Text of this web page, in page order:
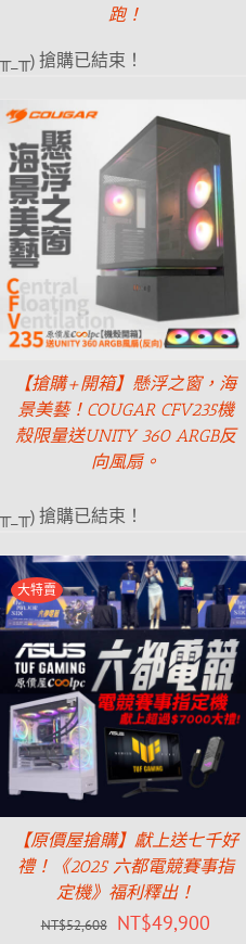
跑！
搶購已結束！
【搶購+開箱】懸浮之窗，海
景美藝！COUGAR CFV235機
殼限量送UNITY 360 ARGB反
向風扇。
搶購已結束！
大特賣
【原價屋搶購】獻上送七千好
禮！《2025 六都電競賽事指
定機》福利釋出！
NT$52,608 NT$49,900